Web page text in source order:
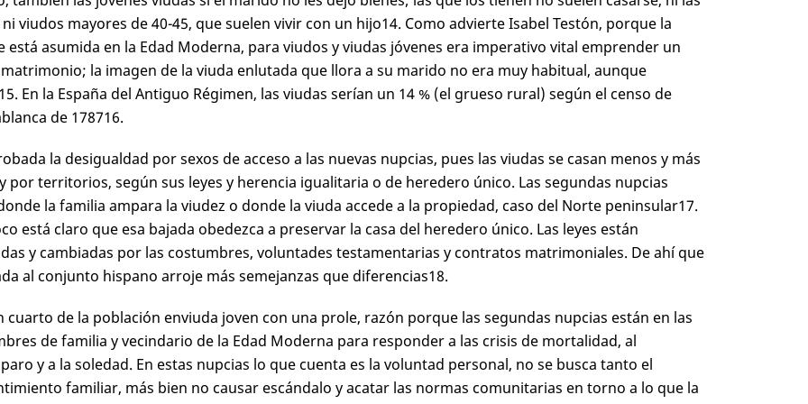
viudos mayores de 40-45, que suelen vivir con un hijo14. Como advierte Isabel Testón, porque la
está asumida en la Edad Moderna, para viudos y viudas jóvenes era imperativo vital emprender un
la imagen de la viuda enlutada que llora a su marido no era muy habitual, aunque
. En la España del Antiguo Régimen, las viudas serían un 14 % (el grueso rural) según el censo de
de 178716.
la desigualdad por sexos de acceso a las nuevas nupcias, pues las viudas se casan menos y más
por territorios, según sus leyes y herencia igualitaria o de heredero único. Las segundas nupcias
la familia ampara la viudez o donde la viuda accede a la propiedad, caso del Norte peninsular17.
está claro que esa bajada obedezca a preservar la casa del heredero único. Las leyes están
y cambiadas por las costumbres, voluntades testamentarias y contratos matrimoniales. De ahí que
al conjunto hispano arroje más semejanzas que diferencias18.
cuarto de la población enviuda joven con una prole, razón porque las segundas nupcias están en las
de familia y vecindario de la Edad Moderna para responder a las crisis de mortalidad, al
y a la soledad. En estas nupcias lo que cuenta es la voluntad personal, no se busca tanto el
familiar, más bien no causar escándalo y acatar las normas comunitarias en torno a lo que la